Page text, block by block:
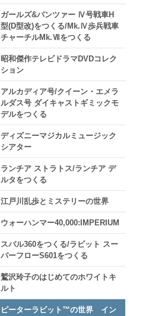
ガールズ&パンツァー Ⅳ号戦車H
型(D型改)をつくる/Mk.Ⅳ歩兵戦車
チャーチルMk.Ⅶをつくる
昭和傑作テレビドラマDVDコレク
ション
アルカディア号/クイーン・エメラ
ルダス号 ダイキャストギミックモ
デルをつくる
ディズニーマジカルミュージック
シアター
ランチア ストラトス/ランチア デ
ルタをつくる
江戸川乱歩とミステリーの世界
ウォーハンマー40,000:IMPERIUM
スバル360をつくる/ラビット スー
パーフローS601をつくる
鷲沢玲子のはじめてのホワイトキ
ルト
ピーターラビット™の世界 イン